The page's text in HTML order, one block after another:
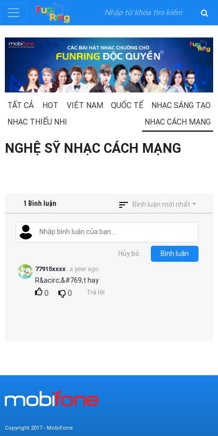
Đăng
Đăng
nhập
Thể
Khuyến
Funring
TẤT CẢ HOT VIỆT NAM QUỐC TẾ
NHẠC SÁNG TẠO
NHẠC THIẾU NHI
NHẠC CÁCH MẠNG
NGHỆ SỸ NHẠC CÁCH MẠNG
1 Bình luận Bình luận mới nhất
Hủy bỏ Bình luận
77915xxxx a year ago
R&acirc;&#769;t hay
0 0 Trả lời
Copyright 2017 - MobiFone